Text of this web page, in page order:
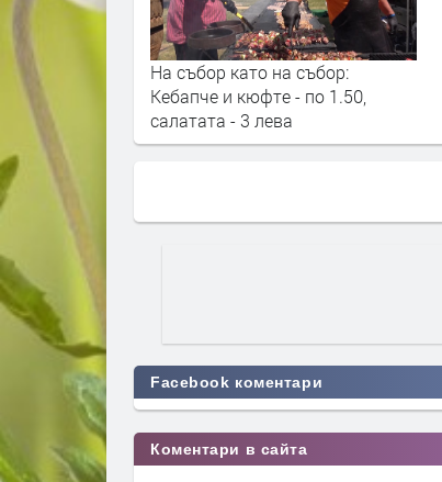
На събор като на събор:
Кебапче и кюфте - по 1.50,
салатата - 3 лева
Facebook коментари
Коментари в сайта